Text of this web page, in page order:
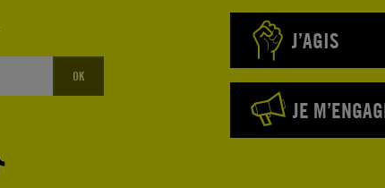
OK
J’AGIS
JE